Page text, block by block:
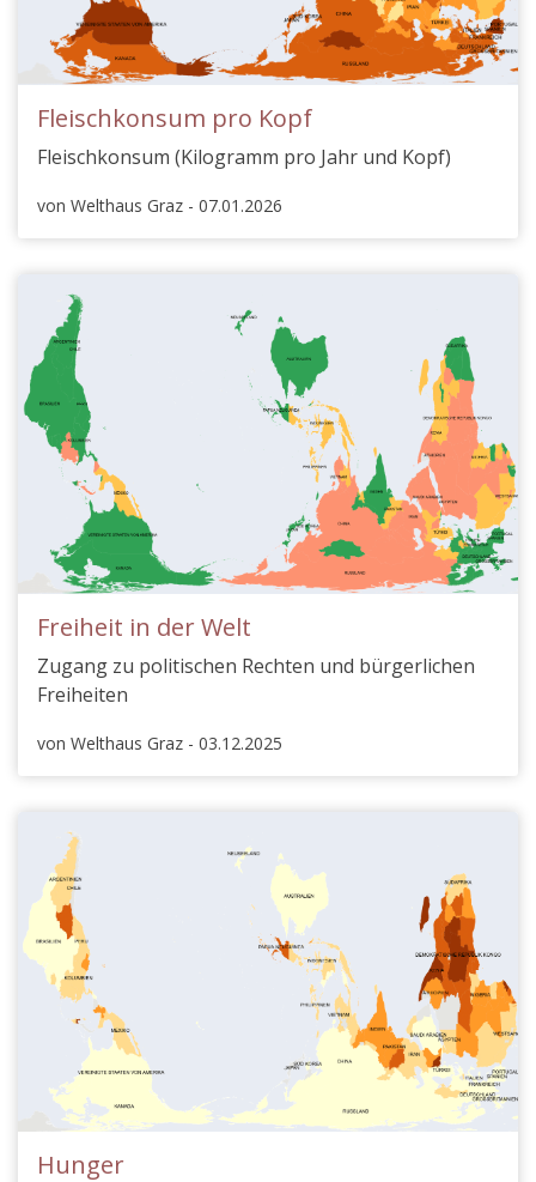
Fleischkonsum pro Kopf
Fleischkonsum (Kilogramm pro Jahr und Kopf)
von Welthaus Graz - 07.01.2026
Freiheit in der Welt
Zugang zu politischen Rechten und bürgerlichen
Freiheiten
von Welthaus Graz - 03.12.2025
Hunger